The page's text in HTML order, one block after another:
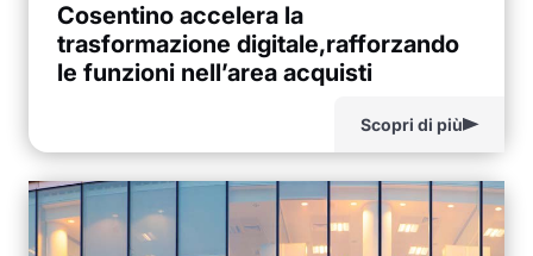
Cosentino accelera la
trasformazione digitale,rafforzando
le funzioni nell’area acquisti
Scopri di più